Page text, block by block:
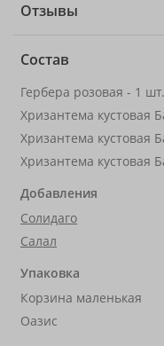
Отзывы
Состав
Гербера розовая - 1 шт.
Хризантема кустовая
Хризантема кустовая
Хризантема кустовая
Добавления
Солидаго
Салал
Упаковка
Корзина маленькая
Оазис